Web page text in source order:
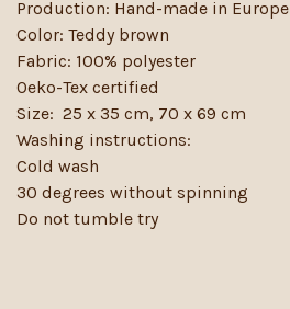
Production: Hand-made in Europe
Color: Teddy brown
Fabric: 100% polyester
Oeko-Tex certified
Size: 25 x 35 cm, 70 x 69 cm
Washing instructions:
Cold wash
30 degrees without spinning
Do not tumble try